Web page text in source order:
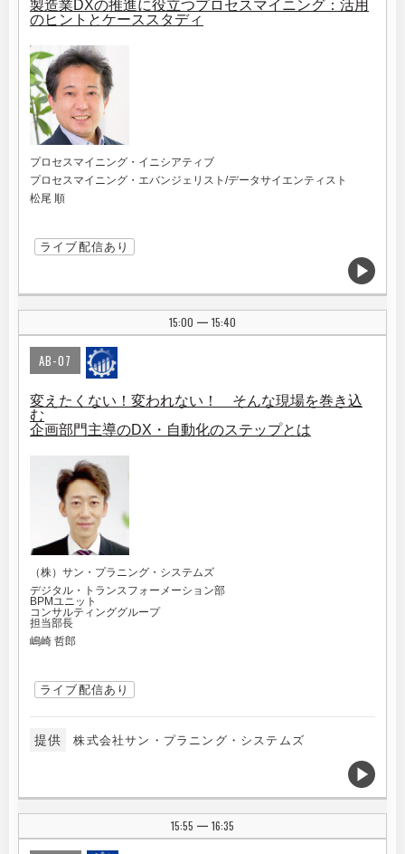
製造業DXの推進に役立つプロセスマイニング：活用
のヒントとケーススタディ
プロセスマイニング・イニシアティブ
プロセスマイニング・エバンジェリスト/データサイエンティスト
松尾 順
ライブ配信あり
15:00 | 15:40
AB-07
変えたくない！変われない！ そんな現場を巻き込
む
企画部門主導のDX・自動化のステップとは
（株）サン・プラニング・システムズ
デジタル・トランスフォーメーション部
BPMユニット
コンサルティンググループ
担当部長
嶋崎 哲郎
ライブ配信あり
提供 株式会社サン・プラニング・システムズ
15:55 | 16:35